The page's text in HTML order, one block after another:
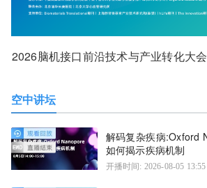
2026脑机接口前沿技术与产业转化大会
空中讲坛
解码复杂疾病:Oxford
如何揭示疾病机制
开播时间: 2026-08-05 13:55